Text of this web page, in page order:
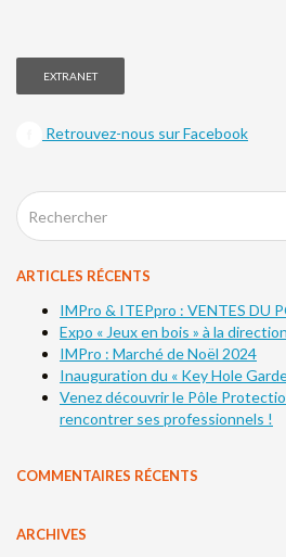
EXTRANET
Retrouvez-nous sur Facebook
ARTICLES RÉCENTS
IMPro & ITEPpro : VENTES DU
Expo « Jeux en bois » à la
IMPro : Marché de Noël 2024
Inauguration du « Key Hole
Venez découvrir le Pôle
rencontrer ses professionnels !
COMMENTAIRES RÉCENTS
ARCHIVES